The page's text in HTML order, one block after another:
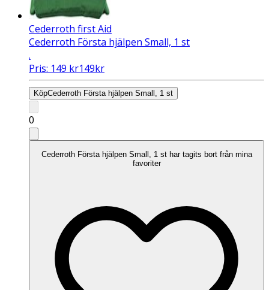
Cederroth first Aid
Cederroth Första hjälpen Small, 1 st
.
Pris: 149 kr149kr
KöpCederroth Första hjälpen Small, 1 st
0
Cederroth Första hjälpen Small, 1 st har tagits bort från mina
favoriter